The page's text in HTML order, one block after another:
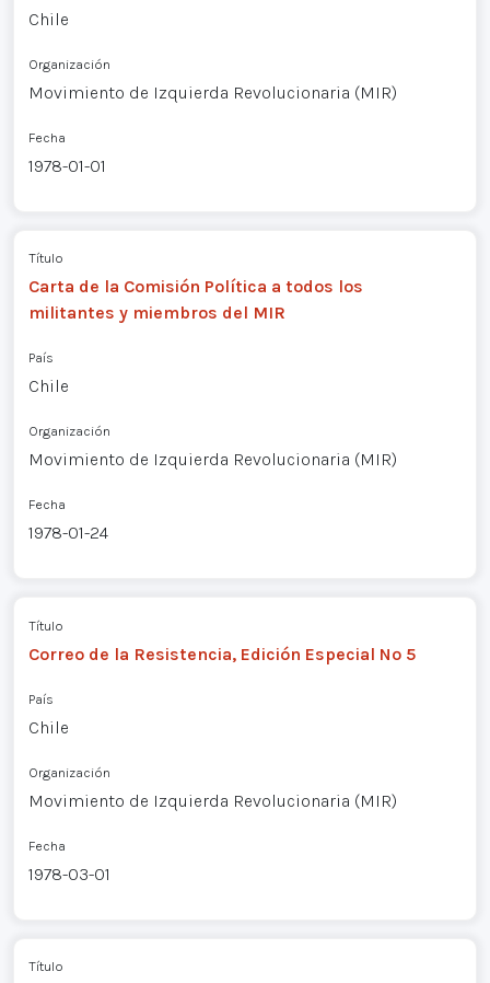
Chile
Organización
Movimiento de Izquierda Revolucionaria (MIR)
Fecha
1978-01-01
Título
Carta de la Comisión Política a todos los
militantes y miembros del MIR
País
Chile
Organización
Movimiento de Izquierda Revolucionaria (MIR)
Fecha
1978-01-24
Título
Correo de la Resistencia, Edición Especial Nº 5
País
Chile
Organización
Movimiento de Izquierda Revolucionaria (MIR)
Fecha
1978-03-01
Título